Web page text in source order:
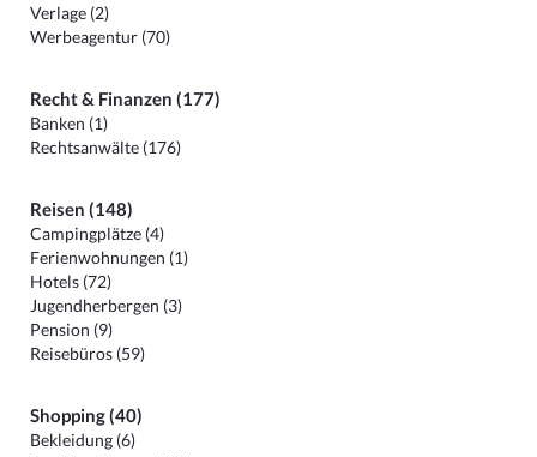
Verlage (2)
Werbeagentur (70)
Recht & Finanzen (177)
Banken (1)
Rechtsanwälte (176)
Reisen (148)
Campingplätze (4)
Ferienwohnungen (1)
Hotels (72)
Jugendherbergen (3)
Pension (9)
Reisebüros (59)
Shopping (40)
Bekleidung (6)